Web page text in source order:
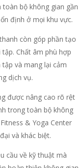
bộ không gian gần
định ở mọi khu vực.
còn góp phần tạo
Chất âm phù hợp
và mang lại cảm
dịch vụ.
được nâng cao rõ rệt
trong toàn bộ không
& Yoga Center
và khác biệt.
cầu về kỹ thuật mà